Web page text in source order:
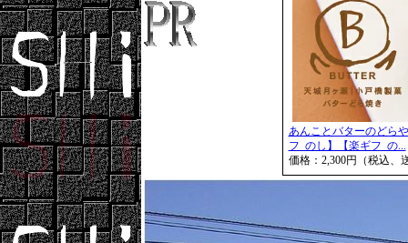
あんことバターのどら
フ_のし】【楽ギフ_の...
価格：2,300円（税込、